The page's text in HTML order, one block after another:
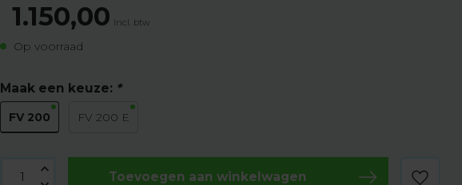
1.150,00 Incl. btw
Op voorraad
Maak een keuze: *
FV 200 FV 200 E
Toevoegen aan winkelwagen